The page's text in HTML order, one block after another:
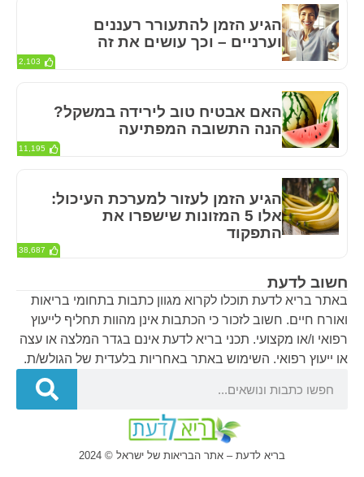
חשוב לדעת
באתר בריא לדעת תוכלו לקרוא מגוון כתבות בתחומי בריאות
ואורח חיים. חשוב לזכור כי הכתבות אינן מהוות תחליף לייעוץ
רפואי ו/או מקצועי. תכני בריא לדעת אינם בגדר המלצה או עצה
או ייעוץ רפואי. השימוש באתר באחריות בלעדית של הגולש/ת.
בריא לדעת – אתר הבריאות של ישראל © 2024
הגיע הזמן להתעורר רעננים
וערניים – וכך עושים את זה
2,103
האם אבטיח טוב לירידה במשקל?
הנה התשובה המפתיעה
11,195
הגיע הזמן לעזור למערכת העיכול:
אלו 5 המזונות שישפרו את
התפקוד
38,687